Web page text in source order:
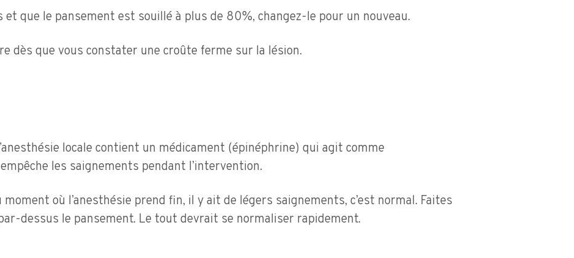
et que le pansement est souillé à plus de 80%, changez-le pour un nouveau.
dès que vous constater une croûte ferme sur la lésion.
locale contient un médicament (épinéphrine) qui agit comme
les saignements pendant l’intervention.
moment où l’anesthésie prend fin, il y ait de légers saignements, c’est normal. Faites
dessus le pansement. Le tout devrait se normaliser rapidement.